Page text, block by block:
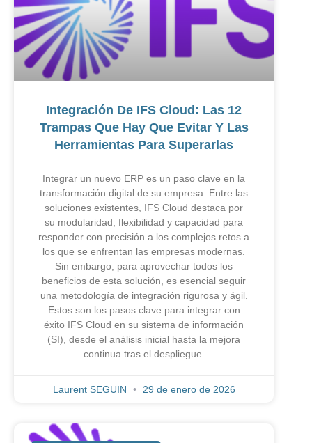
Integración De IFS Cloud: Las 12
Trampas Que Hay Que Evitar Y Las
Herramientas Para Superarlas
Integrar un nuevo ERP es un paso clave en la
transformación digital de su empresa. Entre las
soluciones existentes, IFS Cloud destaca por
su modularidad, flexibilidad y capacidad para
responder con precisión a los complejos retos a
los que se enfrentan las empresas modernas.
Sin embargo, para aprovechar todos los
beneficios de esta solución, es esencial seguir
una metodología de integración rigurosa y ágil.
Estos son los pasos clave para integrar con
éxito IFS Cloud en su sistema de información
(SI), desde el análisis inicial hasta la mejora
continua tras el despliegue.
Laurent SEGUIN 29 de enero de 2026